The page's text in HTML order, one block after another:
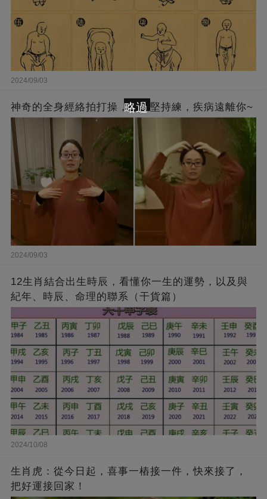
2024/09/03
神奇的全身經絡拍打操，每天堅持練，疾病遠離你~
2024/09/03
12生肖結合出生時辰，看懂你一生的運勢，以及與
紀年、時辰、命理的聯系（干貨篇）
2024/10/08
生肖虎：從今日起，喜事一樁接一件，快來接了，
把好運接回家！
略過